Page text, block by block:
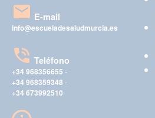
E-mail
info@escueladesaludmurcia.es
Teléfono
+34 968356655 -
+34 968359348 -
+34 673992510